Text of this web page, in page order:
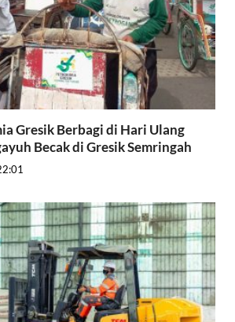
Gresik Berbagi di Hari Ulang
Becak di Gresik Semringah